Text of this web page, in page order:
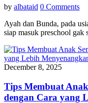
by albataid 0 Comments
Ayah dan Bunda, pada
siap masuk preschool
December 8, 2025
Tips Membuat
dengan Cara yang